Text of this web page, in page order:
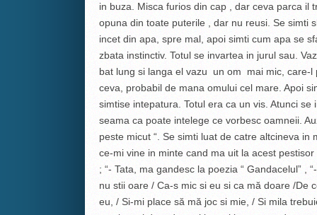
in buza. Misca furios din cap , dar ceva parca il
opuna din toate puterile , dar nu reusi. Se simti
incet din apa, spre mal, apoi simti cum apa se
zbata instinctiv. Totul se invartea in jurul sau.
bat lung si langa el vazu un om mai mic, care-l
ceva, probabil de mana omului cel mare. Apoi
simtise intepatura. Totul era ca un vis. Atunci
seama ca poate intelege ce vorbesc oamneii.
peste micut “. Se simti luat de catre altcineva in
ce-mi vine in minte cand ma uit la acest
; “- Tata, ma gandesc la poezia “ Gandacelul”
nu stii oare / Ca-s mic si eu si ca mă doare /De
eu, / Si-mi place să mă joc si mie, / Si mila